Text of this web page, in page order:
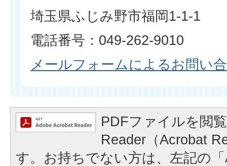
埼玉県ふじみ野市福岡1-1-1
電話番号：049-262-9010
メールフォームによるお問い
PDFファイルを閲
Reader（Acrobat
す。お持ちでない方は、左記の